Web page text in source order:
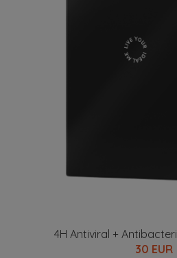
4H Antiviral +
30 EUR